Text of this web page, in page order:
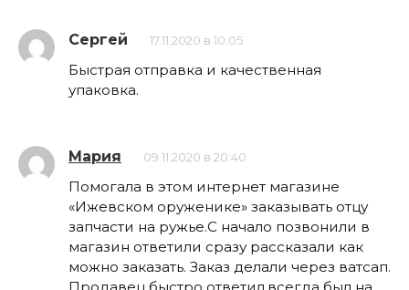
Сергей 17.11.2020 в 10:05
Быстрая отправка и качественная
упаковка.
Мария 09.11.2020 в 20:40
Помогала в этом интернет магазине
«Ижевском оруженике» заказывать отцу
запчасти на ружье.С начало позвонили в
магазин ответили сразу рассказали как
можно заказать. Заказ делали через ватсап.